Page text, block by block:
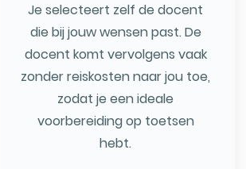
Je selecteert zelf de docent
die bij jouw wensen past. De
docent komt vervolgens vaak
zonder reiskosten naar jou toe,
zodat je een ideale
voorbereiding op toetsen
hebt.